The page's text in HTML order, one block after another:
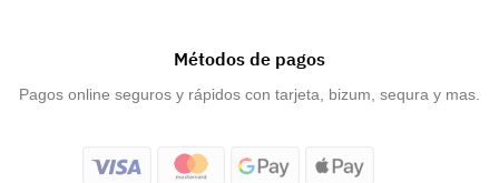
Métodos de pagos
Pagos online seguros y rápidos con tarjeta, bizum, sequra y mas.